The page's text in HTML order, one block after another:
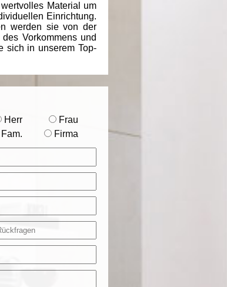
Material um
Einrichtung.
werden sie von der
Vorkommens und
sich in unserem Top-
Herr
Frau
Fam.
Firma